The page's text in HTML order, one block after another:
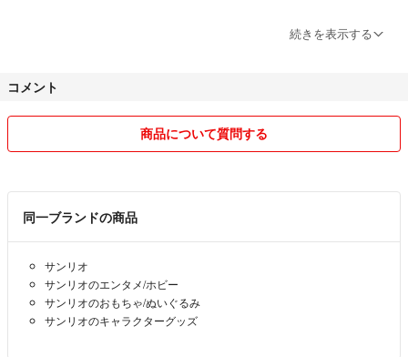
気持ちの良いお取引ができるよう心がけておりますが、こちらの都合で
ご希望の際はお手数ですがご購入前にコメントにてお知らせください。
最後まで見てくださりありがとうございます。
よろしくお願い致します。
続きを表示する
コメント
商品について質問する
同一ブランドの商品
サンリオ
サンリオのエンタメ/ホビー
サンリオのおもちゃ/ぬいぐるみ
サンリオのキャラクターグッズ